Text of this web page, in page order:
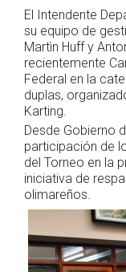
El Intendente
su equipo de
Martìn Huff y
recientemente
Federal en la
duplas,
Karting.
Desde Gobierno
participación de
del Torneo en la
iniciativa de
olimareños.